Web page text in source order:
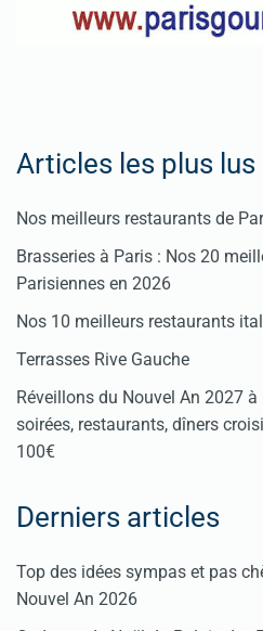
Articles les plus lus
Nos meilleurs restaurants de
Brasseries à Paris : Nos 20
Parisiennes en 2026
Nos 10 meilleurs restaurants
Terrasses Rive Gauche
Réveillons du Nouvel An 2027
soirées, restaurants, dîners
100€
Derniers articles
Top des idées sympas et pas
Nouvel An 2026